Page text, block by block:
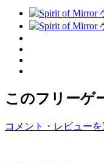
このフリーゲ
コメント・レビュー